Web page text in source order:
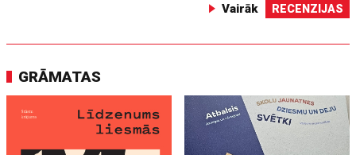
Vairāk RECENZIJAS
GRĀMATAS